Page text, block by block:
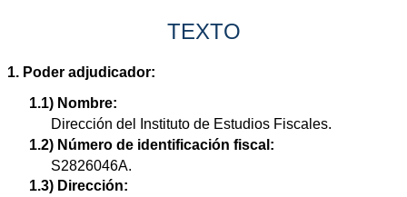
TEXTO
1. Poder adjudicador:
1.1) Nombre:
Dirección del Instituto de Estudios Fiscales.
1.2) Número de identificación fiscal:
S2826046A.
1.3) Dirección: